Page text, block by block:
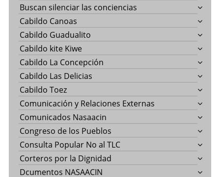
Buscan silenciar las conciencias
Cabildo Canoas
Cabildo Guadualito
Cabildo kite Kiwe
Cabildo La Concepción
Cabildo Las Delicias
Cabildo Toez
Comunicación y Relaciones Externas
Comunicados Nasaacin
Congreso de los Pueblos
Consulta Popular No al TLC
Corteros por la Dignidad
Dcumentos NASAACIN